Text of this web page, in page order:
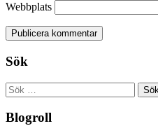
Webbplats
Sök
Sök
efter:
Blogroll